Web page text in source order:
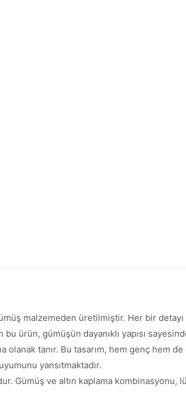
malzemeden üretilmiştir. Her bir detayı
ürün, gümüşün dayanıklı yapısı
tanır. Bu tasarım, hem genç hem
yansıtmaktadır.
Gümüş ve altın kaplama kombinasyonu,